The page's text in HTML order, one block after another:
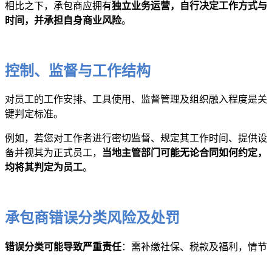
相比之下，承包商应拥有独立业务运营，自行决定工作方式与
时间，并承担自身商业风险。
控制、监督与工作结构
对员工的工作安排、工具使用、监督管理及组织融入程度是关
键判定标准。
例如，若您对工作者进行密切监督、规定其工作时间、提供设
备并视其为正式员工， 当地主管部门可能无论合同如何约定，
均将其判定为员工。
承包商错误分类风险及处罚
错误分类可能导致严重责任：需补缴社保、税款及福利，情节